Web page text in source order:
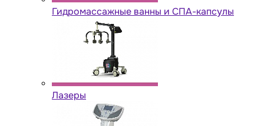
Гидромассажные ванны и СПА-капсулы
Лазеры